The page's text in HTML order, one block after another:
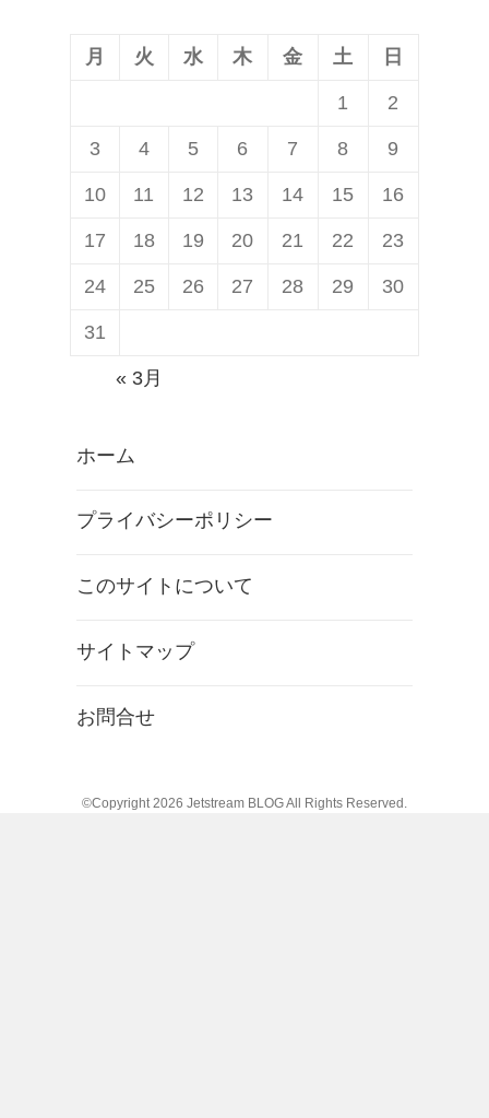
月 火 水 木 金 土 日
1 2
3 4 5 6 7 8 9
10 11 12 13 14 15 16
17 18 19 20 21 22 23
24 25 26 27 28 29 30
31
« 3月
ホーム
プライバシーポリシー
このサイトについて
サイトマップ
お問合せ
©Copyright 2026 Jetstream BLOGAll Rights Reserved.